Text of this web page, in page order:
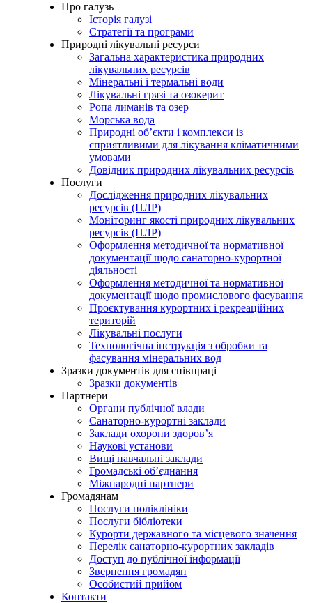
Про галузь
Історія галузі
Стратегії та програми
Природні лікувальні ресурси
Загальна характеристика природних
лікувальних ресурсів
Мінеральні і термальні води
Лікувальні грязі та озокерит
Ропа лиманів та озер
Морська вода
Природні об’єкти і комплекси із
сприятливими для лікування кліматичними
умовами
Довідник природних лікувальних ресурсів
Послуги
Дослідження природних лікувальних
ресурсів (ПЛР)
Моніторинг якості природних лікувальних
ресурсів (ПЛР)
Оформлення методичної та нормативної
документації щодо санаторно-курортної
діяльності
Оформлення методичної та нормативної
документації щодо промислового фасування
Проєктування курортних і рекреаційних
територій
Лікувальні послуги
Технологічна інструкція з обробки та
фасування мінеральних вод
Зразки документів для співпраці
Зразки документів
Партнери
Органи публічної влади
Санаторно-курортні заклади
Заклади охорони здоров’я
Наукові установи
Вищі навчальні заклади
Громадські об’єднання
Міжнародні партнери
Громадянам
Послуги поліклініки
Послуги бібліотеки
Курорти державного та місцевого значення
Перелік санаторно-курортних закладів
Доступ до публічної інформації
Звернення громадян
Особистий прийом
Контакти